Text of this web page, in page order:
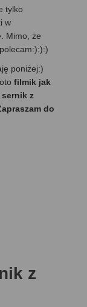
tylko
w
Mimo, że
poniżej:)
filmik jak
z
do
z